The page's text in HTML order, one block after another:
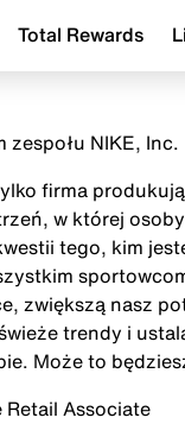
Total Rewards
zespołu NIKE, Inc.
firma
w której
tego, kim
zwiększą nasz
trendy i
Może to
Retail Associate